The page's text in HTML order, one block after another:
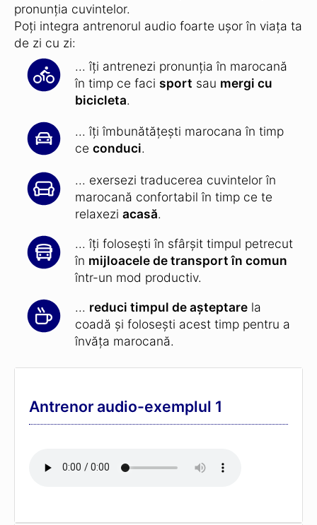
pronunția cuvintelor.
Poți integra antrenorul audio foarte ușor în viața ta
de zi cu zi:
... îți antrenezi pronunția în marocană
în timp ce faci sport sau mergi cu
bicicleta.
... îți îmbunătățești marocana în timp
ce conduci.
... exersezi traducerea cuvintelor în
marocană confortabil în timp ce te
relaxezi acasă.
... îți folosești în sfârșit timpul petrecut
în mijloacele de transport în comun
într-un mod productiv.
... reduci timpul de așteptare la
coadă și folosești acest timp pentru a
învăța marocană.
Antrenor audio-exemplul 1